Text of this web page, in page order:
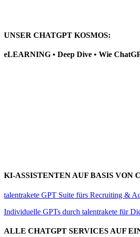
UNSER CHATGPT KOSMOS:
eLEARNING • Deep Dive • Wie
KI-ASSISTENTEN AUF BASIS VON
talentrakete GPT Suite fürs Recruiting &
Individuelle GPTs durch talentrakete für
ALLE CHATGPT SERVICES AUF